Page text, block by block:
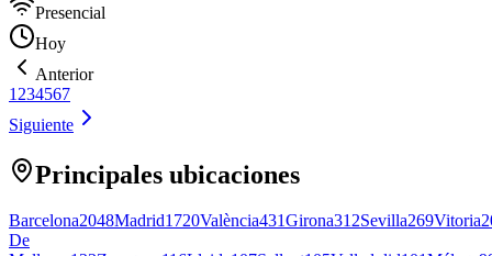
Presencial
Hoy
Anterior
1 234567
Siguiente
Principales ubicaciones
Barcelona2048Madrid1720València431Girona312Sevilla269Vitoria
De